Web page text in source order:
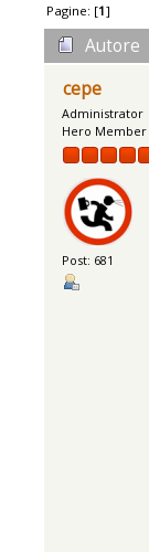
Pagine: [1]
Autore
cepe
Administrator
Hero Member
Post: 681